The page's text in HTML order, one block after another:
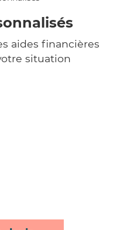
aides financières
situation